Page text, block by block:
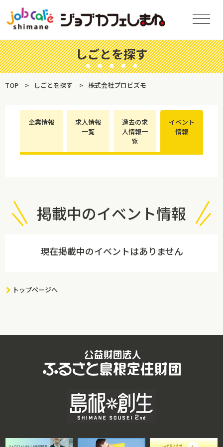
しごとを探す
TOP しごとを探す 株式会社プロビズモ
企業情報
求人情報
一覧
過去の求
人情報一
覧
イベント
情報
掲載中のイベント情報
現在掲載中のイベントはありません
トップページへ